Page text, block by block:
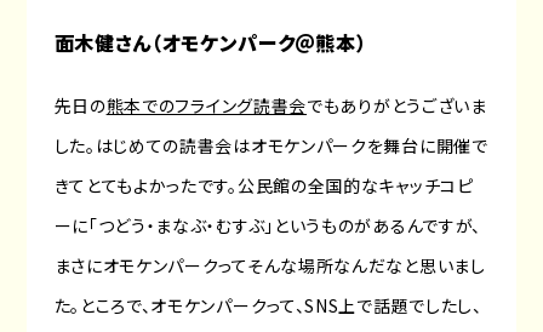
面木健さん（オモケンパーク＠熊本）
先日の熊本でのフライング読書会でもありがとうございま
した。はじめての読書会はオモケンパークを舞台に開催で
きてとてもよかったです。公民館の全国的なキャッチコピ
ーに「つどう・まなぶ・むすぶ」というものがあるんですが、
まさにオモケンパークってそんな場所なんだなと思いまし
た。ところで、オモケンパークって、SNS上で話題でしたし、